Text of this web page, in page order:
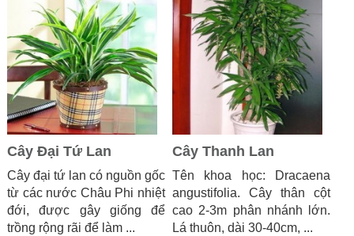
Cây Đại Tứ Lan
Cây đại tứ lan có nguồn gốc
từ các nước Châu Phi nhiệt
đới, được gây giống để
trồng rộng rãi để làm ...
Cây Thanh Lan
Tên khoa học: Dracaena
angustifolia. Cây thân cột
cao 2-3m phân nhánh lớn.
Lá thuôn, dài 30-40cm, ...